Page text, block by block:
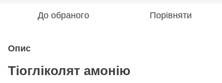
До обраного Порівняти
Опис
Тіогліколят амонію